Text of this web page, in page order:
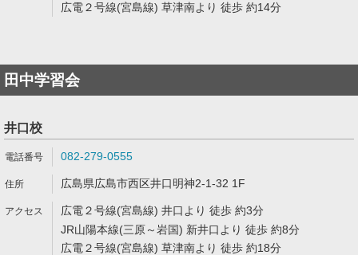
広電２号線(宮島線) 草津南より 徒歩 約14分
田中学習会
井口校
082-279-0555
広島県広島市西区井口明神2-1-32 1F
広電２号線(宮島線) 井口より 徒歩 約3分
JR山陽本線(三原～岩国) 新井口より 徒歩 約8分
広電２号線(宮島線) 草津南より 徒歩 約18分